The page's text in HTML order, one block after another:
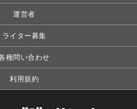
運営者
ライター募集
種問い合わせ
利用規約